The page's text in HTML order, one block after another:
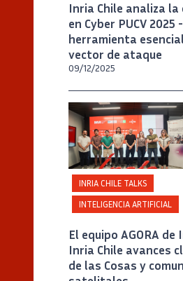
Inria Chile analiza
en Cyber PUCV
herramienta
vector de ataque
09/12/2025
Crédito
Créditos Inria Chile / Foto Alejandro
Chaparro
INRIA CHILE TALKS
INTELIGENCIA ARTIFICIAL
El equipo AGORA
Inria Chile avances
de las Cosas y